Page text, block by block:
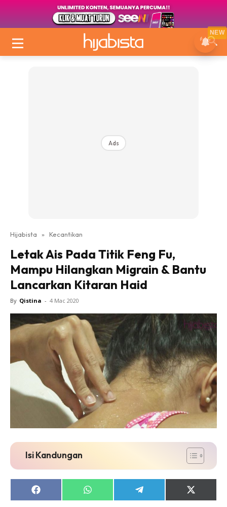
Ads
Hijabista » Kecantikan
Letak Ais Pada Titik Feng Fu,
Mampu Hilangkan Migrain & Bantu
Lancarkan Kitaran Haid
By Qistina - 4 Mac 2020
Isi Kandungan
Share
on
Share
on
Share
on
Share
on
NEW